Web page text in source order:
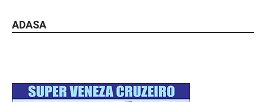
ADASA